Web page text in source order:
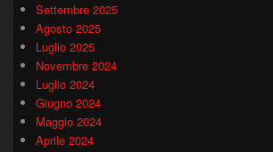
Settembre 2025
Agosto 2025
Luglio 2025
Novembre 2024
Luglio 2024
Giugno 2024
Maggio 2024
Aprile 2024